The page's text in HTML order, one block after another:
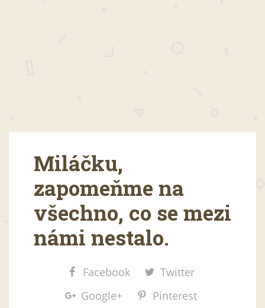
Miláčku,
zapomeňme na
všechno, co se mezi
námi nestalo.
Facebook
Twitter
Google+
Pinterest